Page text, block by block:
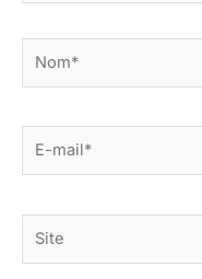
mail*